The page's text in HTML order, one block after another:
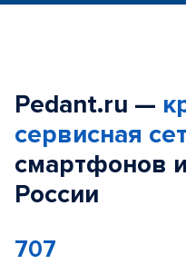
Pedant.ru —
сервисная
смартфонов
России
707